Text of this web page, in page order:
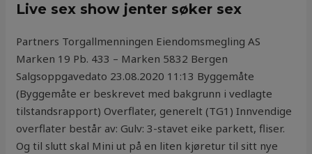
Live sex show jenter søker sex
Partners Torgallmenningen Eiendomsmegling AS
Marken 19 Pb. 433 – Marken 5832 Bergen
Salgsoppgavedato 23.08.2020 11:13 Byggemåte
(Byggemåte er beskrevet med bakgrunn i vedlagte
tilstandsrapport) Overflater, generelt (TG1) Innvendige
overflater består av: Gulv: 3-stavet eike parkett, fliser.
Og til slutt skal Mini ut på en liten kjøretur til sitt nye